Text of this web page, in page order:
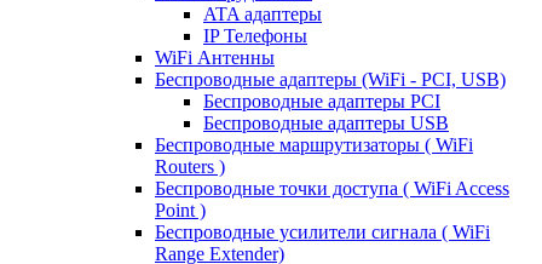
ATA адаптеры
IP Телефоны
WiFi Антенны
Беспроводные адаптеры (WiFi - PCI, USB)
Беспроводные адаптеры PCI
Беспроводные адаптеры USB
Беспроводные маршрутизаторы ( WiFi
Routers )
Беспроводные точки доступа ( WiFi Access
Point )
Беспроводные усилители сигнала ( WiFi
Range Extender)